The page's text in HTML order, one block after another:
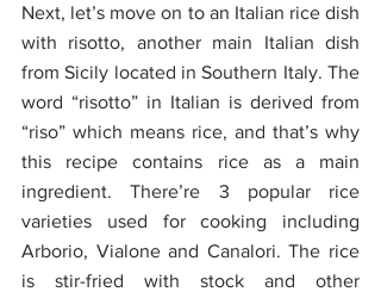
Next, let’s move on to an Italian rice dish
with risotto, another main Italian dish
from Sicily located in Southern Italy. The
word “risotto” in Italian is derived from
“riso” which means rice, and that’s why
this recipe contains rice as a main
ingredient. There’re 3 popular rice
varieties used for cooking including
Arborio, Vialone and Canalori. The rice
is stir-fried with stock and other